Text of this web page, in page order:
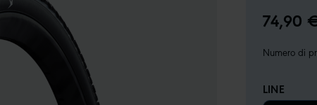
CLIK VALVE
74,90
Numero di
LINE